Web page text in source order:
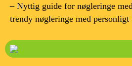
– Nyttig guide for nøgleringe
trendy nøgleringe med personligt